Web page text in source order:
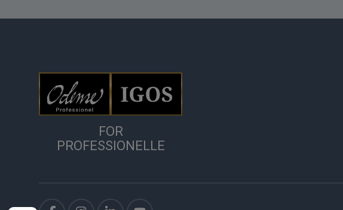
FOR
PROFESSIONELLE